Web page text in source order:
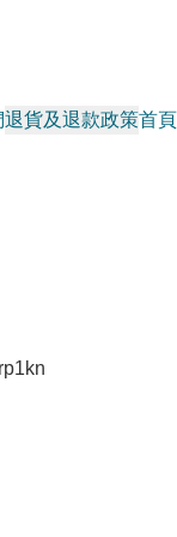
退貨及退款政策首頁